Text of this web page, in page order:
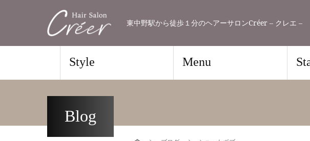
東中野駅から徒歩１分のヘアーサロンCréer – クレエ –
Style Menu
Blog